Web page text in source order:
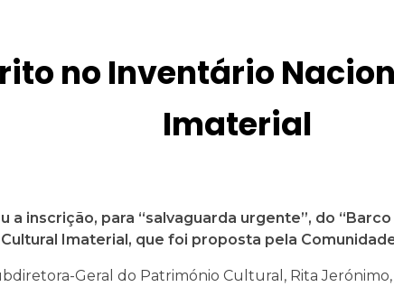
no Inventário
Imaterial
inscrição, para “salvaguarda urgente”, do
Imaterial, que foi proposta pela
Geral do Património Cultural, Rita